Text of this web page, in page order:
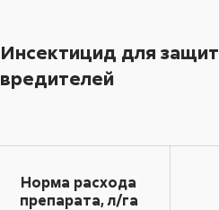
Инсектицид для
вредителей
Норма расхода
препарата, л/га